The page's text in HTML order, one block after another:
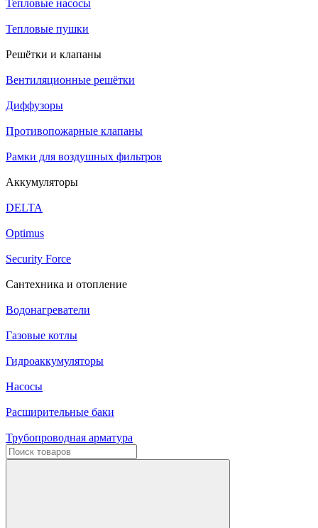
Тепловые насосы
Тепловые пушки
Решётки и клапаны
Вентиляционные решётки
Диффузоры
Противопожарные клапаны
Рамки для воздушных фильтров
Аккумуляторы
DELTA
Optimus
Security Force
Сантехника и отопление
Водонагреватели
Газовые котлы
Гидроаккумуляторы
Насосы
Расширительные баки
Трубопроводная арматура